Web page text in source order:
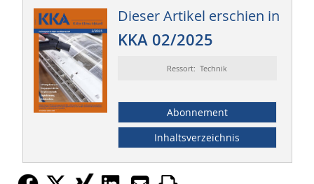
Dieser Artikel erschien in
KKA 02/2025
Ressort: Technik
Abonnement
Inhaltsverzeichnis